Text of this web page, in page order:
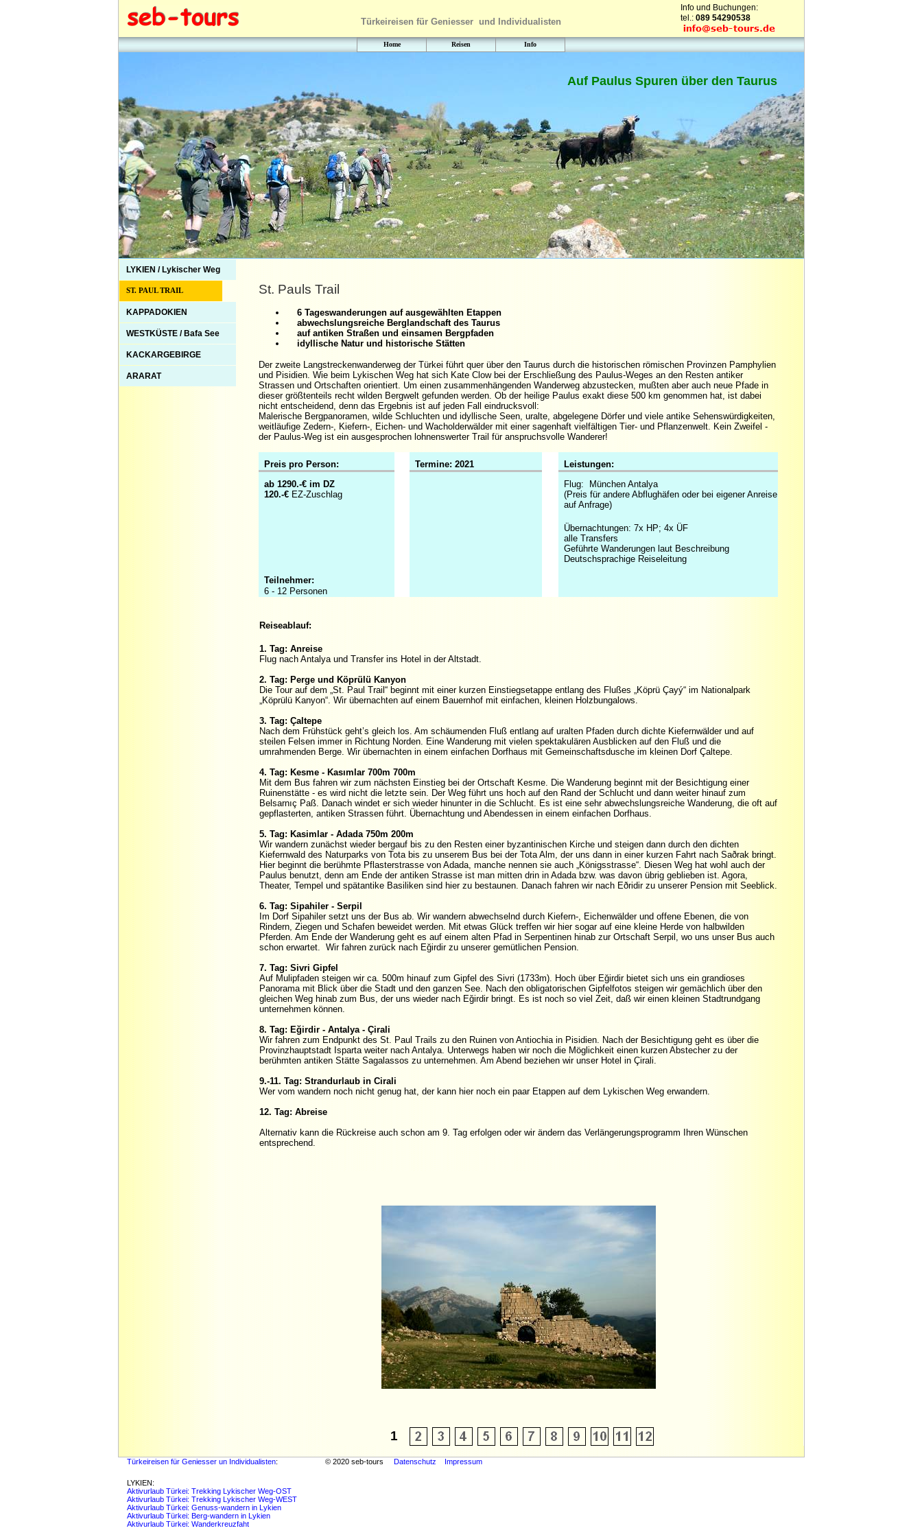
Türkeireisen für Geniesser und Individualisten
Info und Buchungen:
tel.: 089 54290538
Home Reisen Info
Auf Paulus Spuren über den Taurus
LYKIEN / Lykischer Weg
ST. PAUL TRAIL
KAPPADOKIEN
WESTKÜSTE / Bafa See
KACKARGEBIRGE
ARARAT
St. Pauls Trail
6 Tageswanderungen auf ausgewählten Etappen
abwechslungsreiche Berglandschaft des Taurus
auf antiken Straßen und einsamen Bergpfaden
idyllische Natur und historische Stätten
Der zweite Langstreckenwanderweg der Türkei führt quer über den Taurus durch die historischen römischen Provinzen Pamphylien
und Pisidien. Wie beim Lykischen Weg hat sich Kate Clow bei der Erschließung des Paulus-Weges an den Resten antiker
Strassen und Ortschaften orientiert. Um einen zusammenhängenden Wanderweg abzustecken, mußten aber auch neue Pfade in
dieser größtenteils recht wilden Bergwelt gefunden werden. Ob der heilige Paulus exakt diese 500 km genommen hat, ist dabei
nicht entscheidend, denn das Ergebnis ist auf jeden Fall eindrucksvoll:
Malerische Bergpanoramen, wilde Schluchten und idyllische Seen, uralte, abgelegene Dörfer und viele antike Sehenswürdigkeiten,
weitläufige Zedern-, Kiefern-, Eichen- und Wacholderwälder mit einer sagenhaft vielfältigen Tier- und Pflanzenwelt. Kein Zweifel -
der Paulus-Weg ist ein ausgesprochen lohnenswerter Trail für anspruchsvolle Wanderer!
Preis pro Person: Termine: 2021
Leistungen:
ab 1290.-€ im DZ
120.-€EZ-Zuschlag
Flug:
München Antalya
(Preis für andere Abflughäfen oder bei eigener Anreise
auf Anfrage)
Übernachtungen: 7x HP; 4x ÜF
alle Transfers
Geführte Wanderungen laut Beschreibung
Deutschsprachige Reiseleitung
Teilnehmer:
6 - 12 Personen
Reiseablauf:
1. Tag: Anreise
Flug nach Antalya und Transfer ins Hotel in der Altstadt.
2. Tag: Perge und Köprülü Kanyon
Die Tour auf dem „St. Paul Trail“ beginnt mit einer kurzen Einstiegsetappe entlang des Flußes „Köprü Çayý“ im Nationalpark
„Köprülü Kanyon“. Wir übernachten auf einem Bauernhof mit einfachen, kleinen Holzbungalows.
3. Tag: Çaltepe
Nach dem Frühstück geht’s gleich los. Am schäumenden Fluß entlang auf uralten Pfaden durch dichte Kiefernwälder und auf
steilen Felsen immer in Richtung Norden. Eine Wanderung mit vielen spektakulären Ausblicken auf den Fluß und die
umrahmenden Berge. Wir übernachten in einem einfachen Dorfhaus mit Gemeinschaftsdusche im kleinen Dorf Çaltepe.
4. Tag: Kesme - Kasımlar 700m 700m
Mit dem Bus fahren wir zum nächsten Einstieg bei der Ortschaft Kesme. Die Wanderung beginnt mit der Besichtigung einer
Ruinenstätte - es wird nicht die letzte sein. Der Weg führt uns hoch auf den Rand der Schlucht und dann weiter hinauf zum
Belsarnıç Paß. Danach windet er sich wieder hinunter in die Schlucht. Es ist eine sehr abwechslungsreiche Wanderung, die oft auf
gepflasterten, antiken Strassen führt. Übernachtung und Abendessen in einem einfachen Dorfhaus.
5. Tag: Kasimlar - Adada 750m 200m
Wir wandern zunächst wieder bergauf bis zu den Resten einer byzantinischen Kirche und steigen dann durch den dichten
Kiefernwald des Naturparks von Tota bis zu unserem Bus bei der Tota Alm, der uns dann in einer kurzen Fahrt nach Saðrak bringt.
Hier beginnt die berühmte Pflasterstrasse von Adada, manche nennen sie auch „Königsstrasse“. Diesen Weg hat wohl auch der
Paulus benutzt, denn am Ende der antiken Strasse ist man mitten drin in Adada bzw. was davon übrig geblieben ist. Agora,
Theater, Tempel und spätantike Basiliken sind hier zu bestaunen. Danach fahren wir nach Eðridir zu unserer Pension mit Seeblick.
6. Tag: Sipahiler - Serpil
Im Dorf Sipahiler setzt uns der Bus ab. Wir wandern abwechselnd durch Kiefern-, Eichenwälder und offene Ebenen, die von
Rindern, Ziegen und Schafen beweidet werden. Mit etwas Glück treffen wir hier sogar auf eine kleine Herde von halbwilden
Pferden. Am Ende der Wanderung geht es auf einem alten Pfad in Serpentinen hinab zur Ortschaft Serpil, wo uns unser Bus auch
schon erwartet. Wir fahren zurück nach Eğirdir zu unserer gemütlichen Pension.
7. Tag: Sivri Gipfel
Auf Mulipfaden steigen wir ca. 500m hinauf zum Gipfel des Sivri (1733m). Hoch über Eğirdir bietet sich uns ein grandioses
Panorama mit Blick über die Stadt und den ganzen See. Nach den obligatorischen Gipfelfotos steigen wir gemächlich über den
gleichen Weg hinab zum Bus, der uns wieder nach Eğirdir bringt. Es ist noch so viel Zeit, daß wir einen kleinen Stadtrundgang
unternehmen können.
8. Tag: Eğirdir - Antalya - Çirali
Wir fahren zum Endpunkt des St. Paul Trails zu den Ruinen von Antiochia in Pisidien. Nach der Besichtigung geht es über die
Provinzhauptstadt Isparta weiter nach Antalya. Unterwegs haben wir noch die Möglichkeit einen kurzen Abstecher zu der
berühmten antiken Stätte Sagalassos zu unternehmen. Am Abend beziehen wir unser Hotel in Çirali.
9.-11. Tag: Strandurlaub in Cirali
Wer vom wandern noch nicht genug hat, der kann hier noch ein paar Etappen auf dem Lykischen Weg erwandern.
12. Tag: Abreise
Alternativ kann die Rückreise auch schon am 9. Tag erfolgen oder wir ändern das Verlängerungsprogramm Ihren Wünschen
entsprechend.
Türkeireisen für Geniesser un Individualisten: © 2020 seb-tours Datenschutz Impressum
LYKIEN:
Aktivurlaub Türkei: Trekking Lykischer Weg-OST
Aktivurlaub Türkei: Trekking Lykischer Weg-WEST
Aktivurlaub Türkei: Genuss-wandern in Lykien
Aktivurlaub Türkei: Berg-wandern in Lykien
Aktivurlaub Türkei: Wanderkreuzfaht